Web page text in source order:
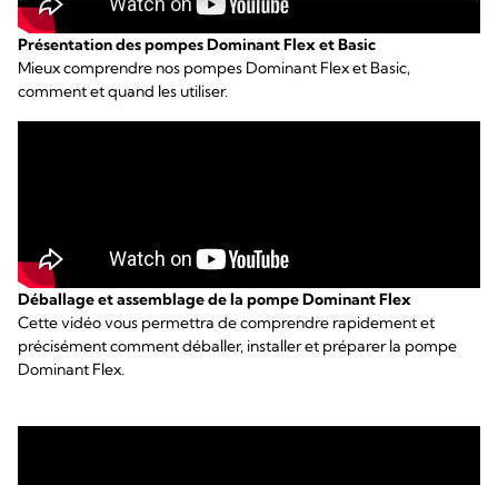
Présentation des pompes Dominant Flex et Basic
Mieux comprendre nos pompes Dominant Flex et Basic,
comment et quand les utiliser.
Déballage et assemblage de la pompe Dominant Flex
Cette vidéo vous permettra de comprendre rapidement et
précisément comment déballer, installer et préparer la pompe
Dominant Flex.